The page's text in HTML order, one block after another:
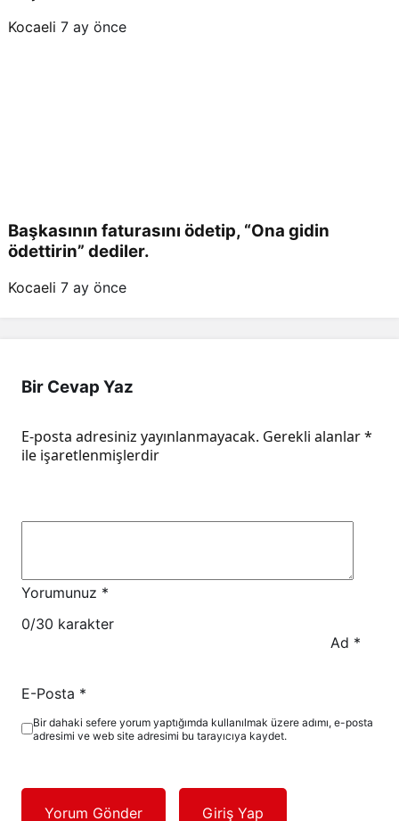
Kocaeli 7 ay önce
Başkasının faturasını ödetip, “Ona gidin
ödettirin” dediler.
Kocaeli 7 ay önce
Bir Cevap Yaz
E-posta adresiniz yayınlanmayacak. Gerekli alanlar*
ile işaretlenmişlerdir
Yorumunuz *
0/30 karakter
Ad *
E-Posta *
Bir dahaki sefere yorum yaptığımda kullanılmak üzere adımı, e-posta
adresimi ve web site adresimi bu tarayıcıya kaydet.
Yorum Gönder Giriş Yap